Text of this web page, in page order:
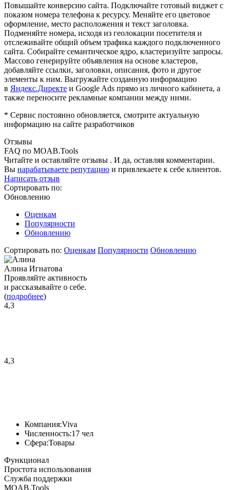
Повышайте конверсию сайта. Подключайте готовый виджет с
показом номера телефона к ресурсу. Меняйте его цветовое
оформление, место расположения и текст заголовка.
Подменяйте номера, исходя из геолокации посетителя и
отслеживайте общий объем трафика каждого подключенного
сайта. Собирайте семантическое ядро, кластеризуйте запросы.
Массово генерируйте объявления на основе кластеров,
добавляйте ссылки, заголовки, описания, фото и другое
элементы к ним. Выгружайте созданную информацию
в Яндекс.Директе и Google Ads прямо из личного кабинета, а
также переносите рекламные компании между ними.
* Сервис постоянно обновляется, смотрите актуальную
информацию на сайте разработчиков
Отзывы
FAQ по MOAB.Tools
Читайте и оставляйте отзывы . И да, оставляя комментарии.
Вы нарабатываете репутацию и привлекаете к себе клиентов.
Написать отзыв
Сортировать по:
Обновлению
Оценкам
Популярности
Обновлению
Сортировать по: Оценкам Популярности Обновлению
Алина Игнатова
Проявляйте активность
и рассказывайте о себе.
(подробнее)
4,3
4,3
Компания:Viva
Численность:17 чел
Сфера:Товары
Функционал
Простота использования
Служба поддержки
MOAB.Tools